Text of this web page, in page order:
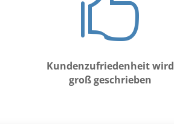

Kundenzufriedenheit wird
groß geschrieben